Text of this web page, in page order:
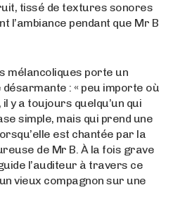
tissé de textures sonores
l’ambiance pendant que Mr B
mélancoliques porte un
désarmante : « peu importe où
y a toujours quelqu’un qui
simple, mais qui prend une
est chantée par la
de Mr B. À la fois grave
l’auditeur à travers ce
vieux compagnon sur une